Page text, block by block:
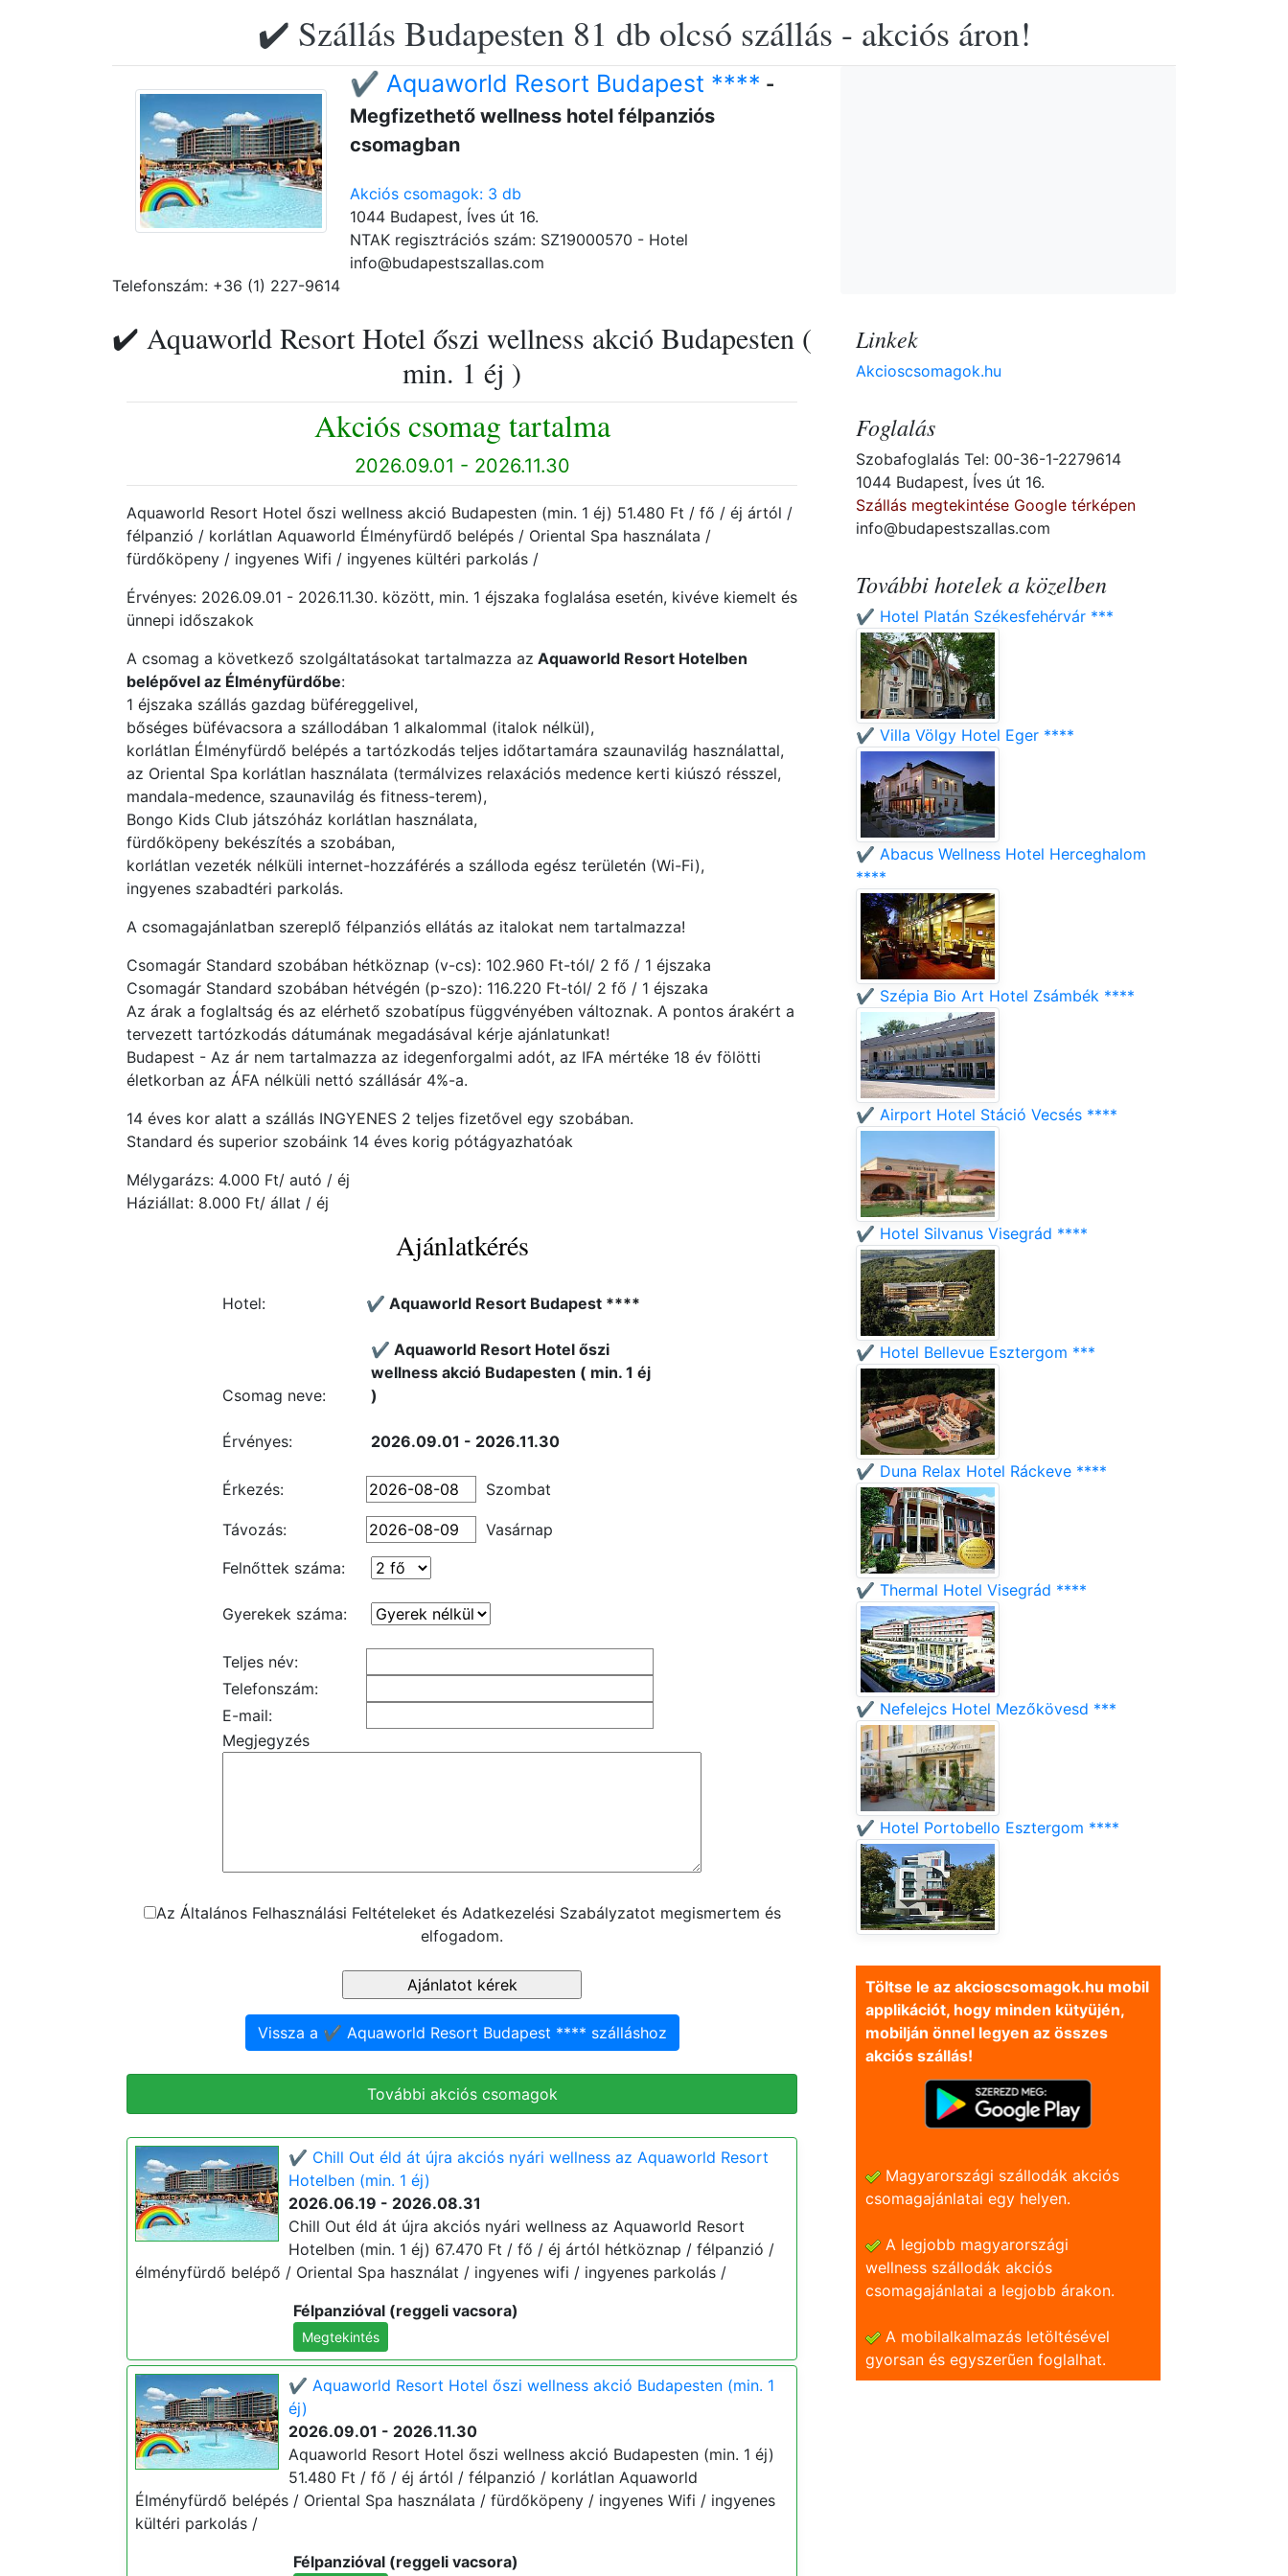
✔️ Szállás Budapesten 81 db olcsó szállás - akciós áron!
✔️ Aquaworld Resort Budapest **** -
Megfizethető wellness hotel félpanziós
csomagban
Akciós csomagok: 3 db
1044 Budapest, Íves út 16.
NTAK regisztrációs szám: SZ19000570 - Hotel
info@budapestszallas.com
Telefonszám: +36 (1) 227-9614
✔️ Aquaworld Resort Hotel őszi wellness akció Budapesten (
min. 1 éj )
Akciós csomag tartalma
2026.09.01 - 2026.11.30
Aquaworld Resort Hotel őszi wellness akció Budapesten (min. 1 éj) 51.480 Ft / fő / éj ártól /
félpanzió / korlátlan Aquaworld Élményfürdő belépés / Oriental Spa használata /
fürdőköpeny / ingyenes Wifi / ingyenes kültéri parkolás /
Érvényes: 2026.09.01 - 2026.11.30. között, min. 1 éjszaka foglalása esetén, kivéve kiemelt és
ünnepi időszakok
A csomag a következő szolgáltatásokat tartalmazza az Aquaworld Resort Hotelben
belépővel az Élményfürdőbe:
1 éjszaka szállás gazdag büféreggelivel,
bőséges büfévacsora a szállodában 1 alkalommal (italok nélkül),
korlátlan Élményfürdő belépés a tartózkodás teljes időtartamára szaunavilág használattal,
az Oriental Spa korlátlan használata (termálvizes relaxációs medence kerti kiúszó résszel,
mandala-medence, szaunavilág és fitness-terem),
Bongo Kids Club játszóház korlátlan használata,
fürdőköpeny bekészítés a szobában,
korlátlan vezeték nélküli internet-hozzáférés a szálloda egész területén (Wi-Fi),
ingyenes szabadtéri parkolás.
A csomagajánlatban szereplő félpanziós ellátás az italokat nem tartalmazza!
Csomagár Standard szobában hétköznap (v-cs): 102.960 Ft-tól/ 2 fő / 1 éjszaka
Csomagár Standard szobában hétvégén (p-szo): 116.220 Ft-tól/ 2 fő / 1 éjszaka
Az árak a foglaltság és az elérhető szobatípus függvényében változnak. A pontos árakért a
tervezett tartózkodás dátumának megadásával kérje ajánlatunkat!
Budapest - Az ár nem tartalmazza az idegenforgalmi adót, az IFA mértéke 18 év fölötti
életkorban az ÁFA nélküli nettó szállásár 4%-a.
14 éves kor alatt a szállás INGYENES 2 teljes fizetővel egy szobában.
Standard és superior szobáink 14 éves korig pótágyazhatóak
Mélygarázs: 4.000 Ft/ autó / éj
Háziállat: 8.000 Ft/ állat / éj
Ajánlatkérés
Hotel: ✔️ Aquaworld Resort Budapest ****
Csomag neve:
✔️ Aquaworld Resort Hotel őszi
wellness akció Budapesten ( min. 1 éj
)
Érvényes: 2026.09.01 - 2026.11.30
Érkezés: Szombat
Távozás:
Vasárnap
Felnőttek száma:
Gyerekek száma:
Teljes név:
Telefonszám:
E-mail:
Megjegyzés
Az Általános Felhasználási Feltételeket és Adatkezelési Szabályzatot megismertem és
elfogadom.
Vissza a ✔️ Aquaworld Resort Budapest **** szálláshoz
További akciós csomagok
✔️ Chill Out éld át újra akciós nyári wellness az Aquaworld Resort
Hotelben (min. 1 éj)
2026.06.19 - 2026.08.31
Chill Out éld át újra akciós nyári wellness az Aquaworld Resort
Hotelben (min. 1 éj) 67.470 Ft / fő / éj ártól hétköznap / félpanzió /
élményfürdő belépő / Oriental Spa használat / ingyenes wifi / ingyenes parkolás /
Félpanzióval (reggeli vacsora)
Megtekintés
✔️ Aquaworld Resort Hotel őszi wellness akció Budapesten (min. 1
éj)
2026.09.01 - 2026.11.30
Aquaworld Resort Hotel őszi wellness akció Budapesten (min. 1 éj)
51.480 Ft / fő / éj ártól / félpanzió / korlátlan Aquaworld
Élményfürdő belépés / Oriental Spa használata / fürdőköpeny / ingyenes Wifi / ingyenes
kültéri parkolás /
Félpanzióval (reggeli vacsora)
Linkek
Akcioscsomagok.hu
Foglalás
Szobafoglalás Tel: 00-36-1-2279614
1044 Budapest, Íves út 16.
Szállás megtekintése Google térképen
info@budapestszallas.com
További hotelek a közelben
✔️ Hotel Platán Székesfehérvár ***
✔️ Villa Völgy Hotel Eger ****
✔️ Abacus Wellness Hotel Herceghalom
****
✔️ Szépia Bio Art Hotel Zsámbék ****
✔️ Airport Hotel Stáció Vecsés ****
✔️ Hotel Silvanus Visegrád ****
✔️ Hotel Bellevue Esztergom ***
✔️ Duna Relax Hotel Ráckeve ****
✔️ Thermal Hotel Visegrád ****
✔️ Nefelejcs Hotel Mezőkövesd ***
✔️ Hotel Portobello Esztergom ****
Töltse le az akcioscsomagok.hu mobil
applikációt, hogy minden kütyüjén,
mobilján önnel legyen az összes
akciós szállás!
Magyarországi szállodák akciós
csomagajánlatai egy helyen.
A legjobb magyarországi
wellness szállodák akciós
csomagajánlatai a legjobb árakon.
A mobilalkalmazás letöltésével
gyorsan és egyszerũen foglalhat.